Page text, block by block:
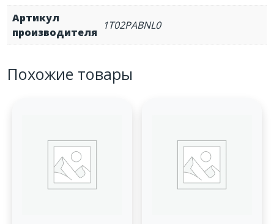
Артикул
производителя
1T02PABNL0
Похожие товары